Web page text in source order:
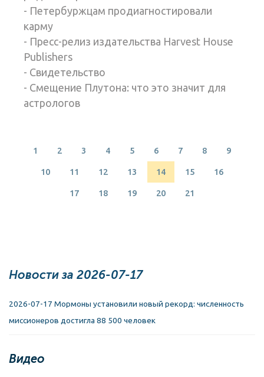
- Петербуржцам продиагностировали
карму
- Пресс-релиз издательства Harvest House
Publishers
- Свидетельство
- Смещение Плутона: что это значит для
астрологов
1 2 3 4 5 6 7 8 9
10 11 12 13 14 15 16
17 18 19 20 21
Новости за 2026-07-17
2026-07-17 Мормоны установили новый рекорд: численность
миссионеров достигла 88 500 человек
Видео